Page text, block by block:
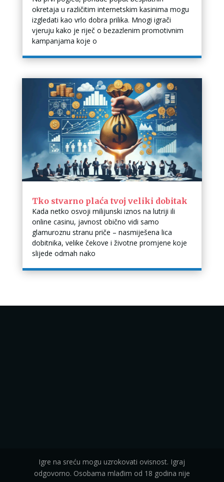
okretaja u različitim internetskim kasinima mogu
izgledati kao vrlo dobra prilika. Mnogi igrači
vjeruju kako je riječ o bezazlenim promotivnim
kampanjama koje o
Tko stvarno plaća tvoj veliki dobitak
Kada netko osvoji milijunski iznos na lutriji ili
online casinu, javnost obično vidi samo
glamuroznu stranu priče – nasmiješena lica
dobitnika, velike čekove i životne promjene koje
slijede odmah nako
Igre na sreću mogu uzrokovati ovisnost. Igraj
odgovorno. Osobama mlađim od 18 godina nije